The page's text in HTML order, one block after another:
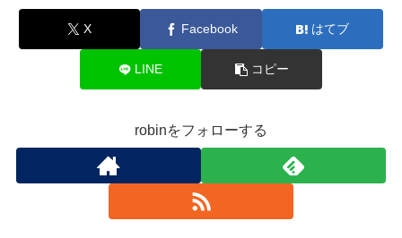
X Facebook はてブ
LINE コピー
robinをフォローする